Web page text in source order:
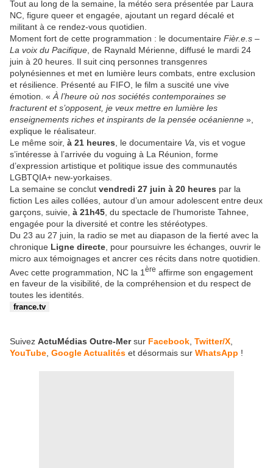
Tout au long de la semaine, la météo sera présentée par Laura
NC, figure queer et engagée, ajoutant un regard décalé et
militant à ce rendez-vous quotidien.
Moment fort de cette programmation : le documentaire Fièr.e.s –
La voix du Pacifique , de Raynald Mérienne, diffusé le mardi 24
juin à 20 heures. Il suit cinq personnes transgenres
polynésiennes et met en lumière leurs combats, entre exclusion
et résilience. Présenté au FIFO, le film a suscité une vive
émotion. « À l’heure où nos sociétés contemporaines se
fracturent et s’opposent, je veux mettre en lumière les
enseignements riches et inspirants de la pensée océanienne »,
explique le réalisateur.
Le même soir, à 21 heures , le documentaire Va , vis et vogue
s’intéresse à l’arrivée du voguing à La Réunion, forme
d’expression artistique et politique issue des communautés
LGBTQIA+ new-yorkaises.
La semaine se conclut vendredi 27 juin à 20 heures par la
fiction Les ailes collées, autour d’un amour adolescent entre deux
garçons, suivie, à 21h45 , du spectacle de l’humoriste Tahnee,
engagée pour la diversité et contre les stéréotypes.
Du 23 au 27 juin, la radio se met au diapason de la fierté avec la
chronique Ligne directe , pour poursuivre les échanges, ouvrir le
micro aux témoignages et ancrer ces récits dans notre quotidien.
Avec cette programmation, NC la 1 ère affirme son engagement
en faveur de la visibilité, de la compréhension et du respect de
toutes les identités.
france.tv
Suivez ActuMédias Outre-Mersur Facebook Twitter/X
YouTube Google Actualités et désormais sur WhatsApp !